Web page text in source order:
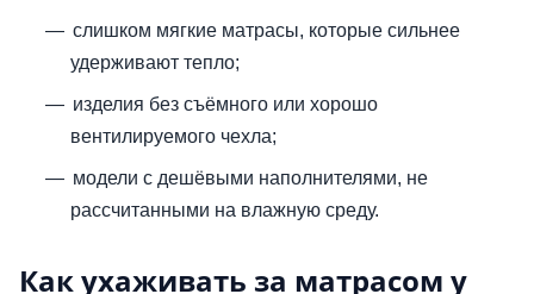
слишком мягкие матрасы, которые сильнее
удерживают тепло;
изделия без съёмного или хорошо
вентилируемого чехла;
модели с дешёвыми наполнителями, не
рассчитанными на влажную среду.
Как ухаживать за матрасом у